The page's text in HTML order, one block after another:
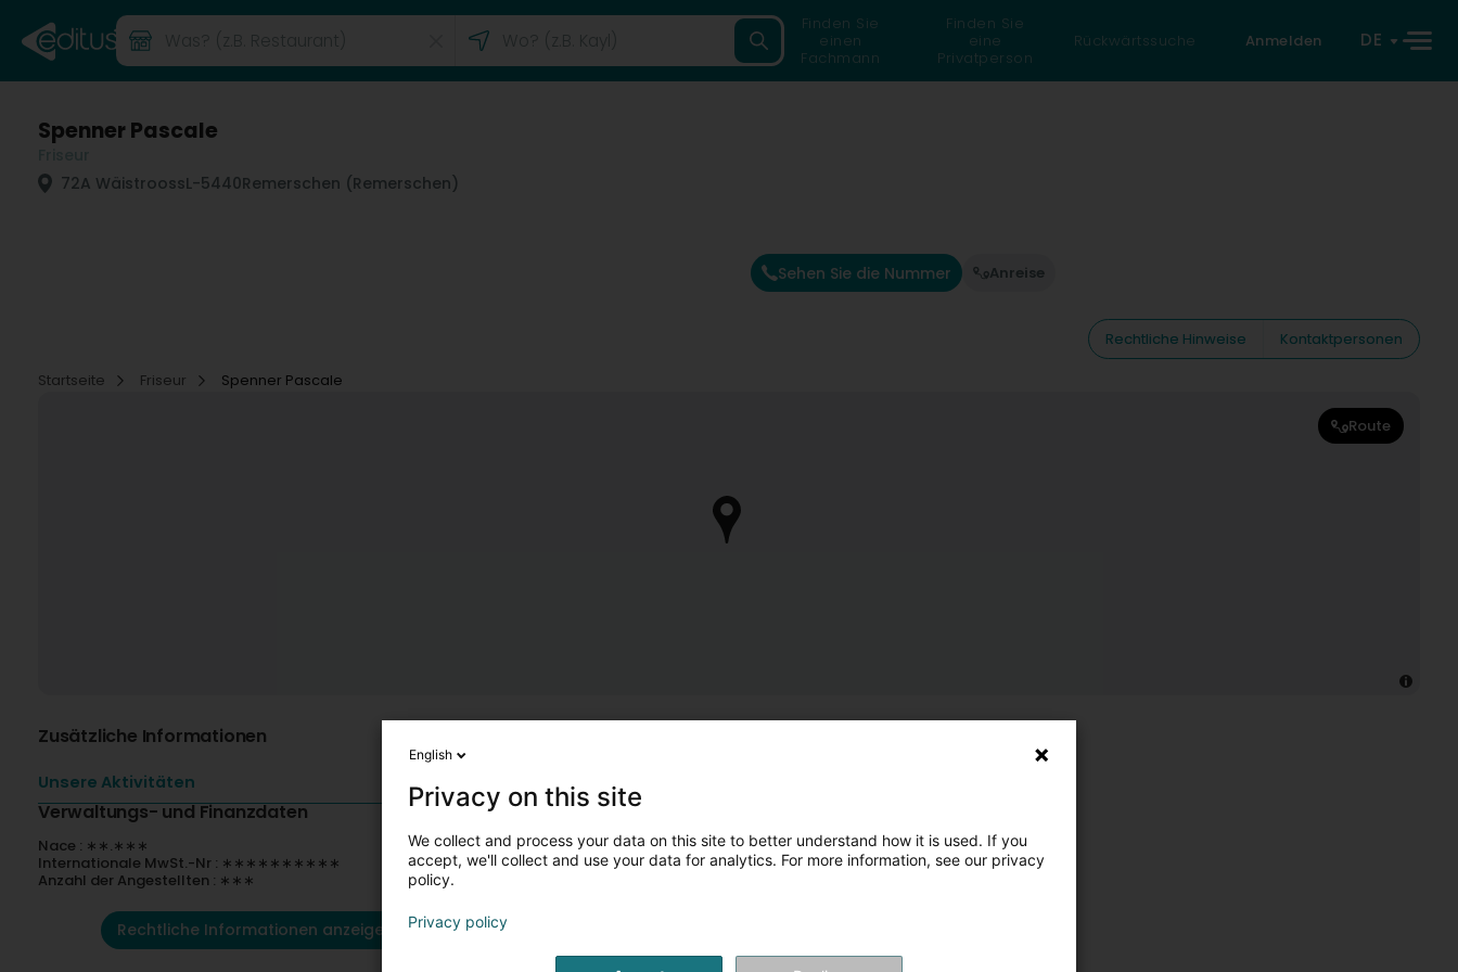
Finden Sie
einen
Fachmann
Finden Sie
eine
Privatperson
Rückwärtssuche Anmelden DE
Spenner Pascale
72A WäistroossL-5440Remerschen (Remerschen)
Sehen Sie die Nummer Anreise
Rechtliche Hinweise
Kontaktpersonen
Startseite
Friseur Spenner Pascale
Route
Zusätzliche Informationen
Unsere Aktivitäten
Verwaltungs- und Finanzdaten
Nace : ∗∗.∗∗∗
Internationale MwSt.-Nr : ∗∗∗∗∗∗∗∗∗∗
Anzahl der Angestellten : ∗∗∗
Rechtliche Informationen anzeigen
English
Privacy on this site
We collect and process your data on this site to better understand how it is used. If you
accept, we'll collect and use your data for analytics. For more information, see our privacy
policy.
Privacy policy